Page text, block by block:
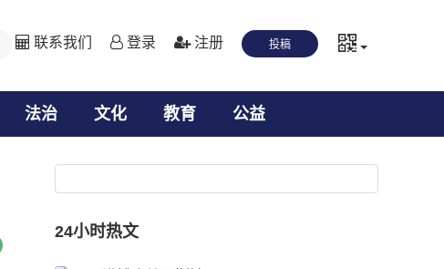
联系我们 登录 注册 投稿
法治 文化 教育 公益
24小时热文